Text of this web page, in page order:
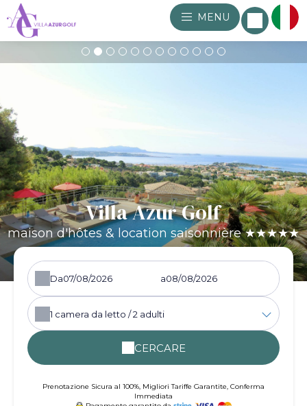
MENU
Villa Azur Golf
maison d'hôtes & location saisonnière ★★★★★
Da a
1 camera da letto /2 adulti
CERCARE
Prenotazione Sicura al 100%, Migliori Tariffe Garantite, Conferma
Immediata